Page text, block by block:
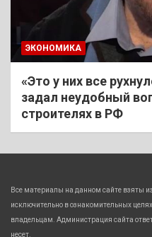
ЭКОНОМИКА
«Это у них все
задал неудобный
строителях в РФ
Все материалы на данном сайте взяты
исключительно в ознакомительных
владельцам. Администрация сайта
несет.